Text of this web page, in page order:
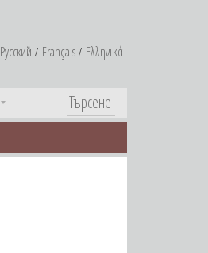
Русский Français Ελληνικά